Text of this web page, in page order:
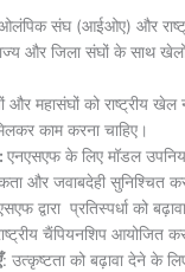
ओलंपिक संघ (आईओए) और
राज्य और जिला संघों के साथ
और महासंघों को राष्ट्रीय खेल
काम करना चाहिए।
एनएसएफ के लिए मॉडल
और जवाबदेही सुनिश्चित
द्वारा प्रतिस्पर्धा को
चैंपियनशिप आयोजित
: उत्कृष्टता को बढ़ावा देने के लिए